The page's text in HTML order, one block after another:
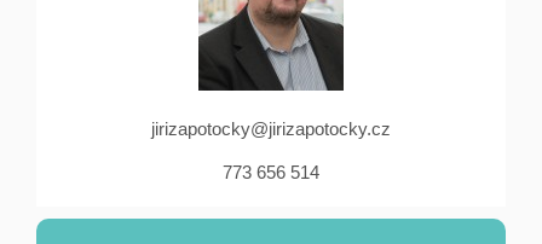
jirizapotocky@jirizapotocky.cz
773 656 514